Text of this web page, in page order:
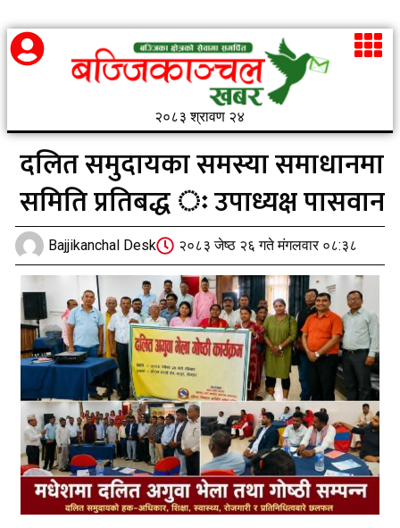
२०८३ श्रावण २४
दलित समुदायका समस्या समाधानमा
समिति प्रतिबद्ध ः उपाध्यक्ष पासवान
Bajjikanchal Desk २०८३ जेष्ठ २६ गते मंगलवार ०८:३८